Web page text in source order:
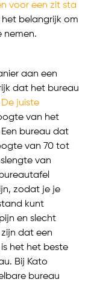
voor een zit sta
het belangrijk om
nemen.
aan een
dat het bureau
De juiste
van het
bureau dat
van 70 tot
van
zodat je je
kunt
en slecht
dat een
het het beste
Bij Kato
bureau